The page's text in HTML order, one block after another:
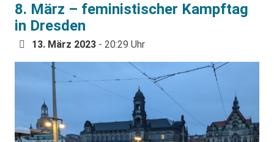
8. März – feministischer Kampftag
in Dresden
13. März 2023 - 20:29 Uhr